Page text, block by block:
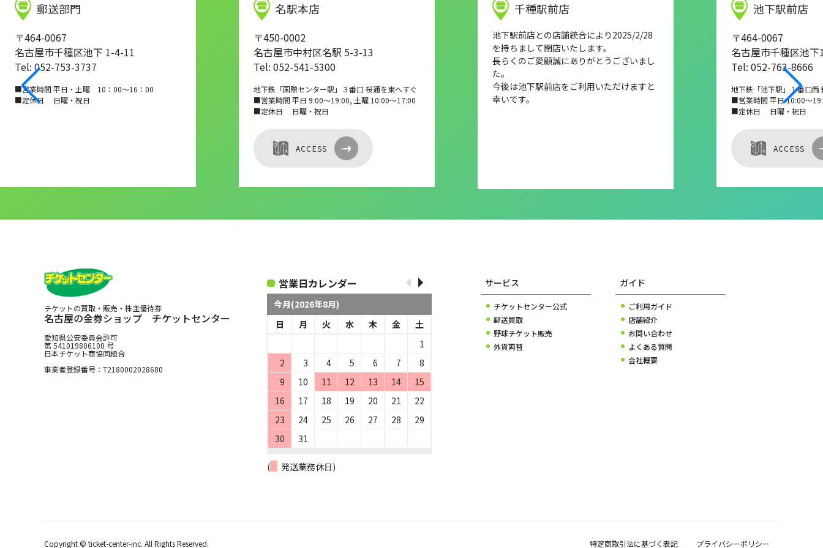
郵送部門
〒464-0067
名古屋市千種区池下 1-4-11
Tel: 052-753-3737
■営業時間 平日・土曜 10：00～16：00
■定休日 日曜・祝日
名駅本店
〒450-0002
名古屋市中村区名駅 5-3-13
Tel: 052-541-5300
地下鉄「国際センター駅」３番口 桜通を東へすぐ
■営業時間 平日 9:00～19:00, 土曜 10:00～17:00
■定休日 日曜・祝日
ACCESS
千種駅前店
池下駅前店との店舗統合により2025/2/28
を持ちまして閉店いたします。
長らくのご愛顧誠にありがとうございまし
た。
今後は池下駅前店をご利用いただけますと
幸いです。
池下駅前店
〒464-0067
名古屋市千種区池
Tel: 052-763-8666
地下鉄「池下駅」１番口西
■営業時間 平日 10:00～
■定休日 日曜・祝日
ACCESS
チケットの買取・販売・株主優待券
名古屋の金券ショップ チケットセンター
愛知県公安委員会許可
第 541019806100 号
日本チケット商協同組合
事業者登録番号：T2180002028680
営業日カレンダー
今月(2026年8月)
日
月 火 水 木 金
土
1
2
3 4 5 6 7
8
9
10 11 12 13 14
15
16
17 18 19 20 21
22
23
24 25 26 27 28
29
30
31
( 発送業務休日)
サービス
チケットセンター公式
郵送買取
野球チケット販売
外貨両替
ガイド
ご利用ガイド
店舗紹介
お問い合わせ
よくある質問
会社概要
特定商取引法に基づく表記 プライバシーポリシー
Copyright © ticket-center-inc. All Rights Reserved.